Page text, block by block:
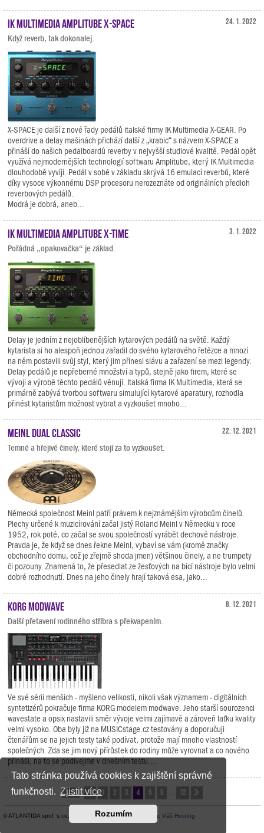
Tato stránka používá cookies k zajištění správné
funkčnosti. Zjistit více
Rozumím
24. 1. 2022
IK Multimedia AmpliTube X-SPACE
Když reverb, tak dokonalej.
X-SPACE je další z nové řady pedálů italské firmy IK Multimedia X-GEAR. Po
overdrive a delay mašinách přichází další z „krabic“ s názvem X-SPACE a
přináší do našich pedalboardů reverby v nejvyšší studiové kvalitě. Pedál opět
využívá nejmodernějších technologií softwaru Amplitube, který IK Multimedia
dlouhodobě vyvíjí. Pedál v sobě v základu skrývá 16 emulací reverbů, které
díky vysoce výkonnému DSP procesoru nerozeznáte od originálních předloh
reverbových pedálů.
Modrá je dobrá, aneb...
3. 1. 2022
IK Multimedia AmpliTube X-TIME
Pořádná „opakovačka“ je základ.
Delay je jedním z nejoblíbenějších kytarových pedálů na světě. Každý
kytarista si ho alespoň jednou zařadil do svého kytarového řetězce a mnozí
na něm postavili svůj styl, který jim přinesl slávu a zařazení se mezi legendy.
Delay pedálů je nepřeberné množství a typů, stejně jako firem, které se
vývoji a výrobě těchto pedálů věnují. Italská firma IK Multimedia, která se
primárně zabývá tvorbou softwaru simulující kytarové aparatury, rozhodla
přinést kytaristům možnost vybrat a vyzkoušet mnoho...
22. 12. 2021
Meinl Dual Classic
Temné a hřejivé činely, které stojí za to vyzkoušet.
Německá společnost Meinl patří právem k nejznámějším výrobcům činelů.
Plechy určené k muzicírování začal jistý Roland Meinl v Německu v roce
1952, rok poté, co začal se svou společností vyrábět dechové nástroje.
Pravda je, že když se dnes řekne Meinl, vybaví se vám (kromě značky
obchodního domu, což je zřejmě shoda jmen) většinou činely, a ne trumpety
či pozouny. Znamená to, že přesedlat ze žesťových na bicí nástroje bylo velmi
dobré rozhodnutí. Dnes na jeho činely hrají taková esa, jako...
8. 12. 2021
KORG modwave
Další přetavení rodinného stříbra s překvapením.
Ve své sérii menších - myšleno velikostí, nikoli však významem - digitálních
syntetizérů pokračuje firma KORG modelem modwave. Jeho starší sourozenci
wavestate a opsix nastavili směr vývoje velmi zajímavě a zároveň laťku kvality
velmi vysoko. Oba byly již na MUSICstage.cz testovány a doporučuji
čtenářům se na jejich testy také podívat, protože mají mnoho vlastností
společných. Zda se jim nový přírůstek do rodiny může vyrovnat a co nového
přináší, na to se podívejme v dnešním testu....
Stránka4z
Předchozí
1 2 3 4 12
© ATLANTIDA spol. s r.o. | Kontaktní údaje| Hosting: Váš Hosting